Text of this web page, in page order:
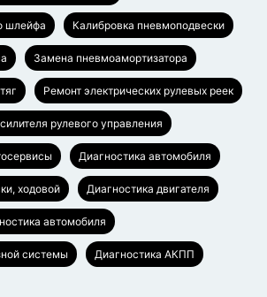
шлейфа Калибровка пневмоподвески
Замена пневмоамортизатора
Ремонт электрических рулевых реек
рулевого управления
Диагностика автомобиля
ходовой Диагностика двигателя
автомобиля
системы Диагностика АКПП